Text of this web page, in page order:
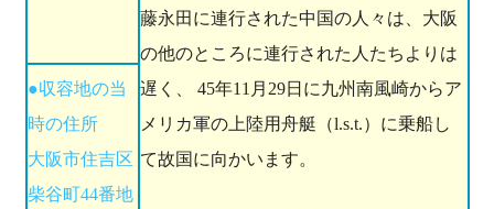
藤永田に連行された中国の人々は、大阪
の他のところに連行された人たちよりは
遅く、 45年11月29日に九州南風崎からア
メリカ軍の上陸用舟艇（l.s.t.）に乗船し
て故国に向かいます。
●収容地の当
時の住所
大阪市住吉区
柴谷町44番地